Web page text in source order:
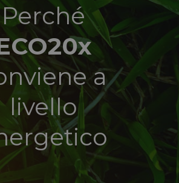
Perché
a
livello